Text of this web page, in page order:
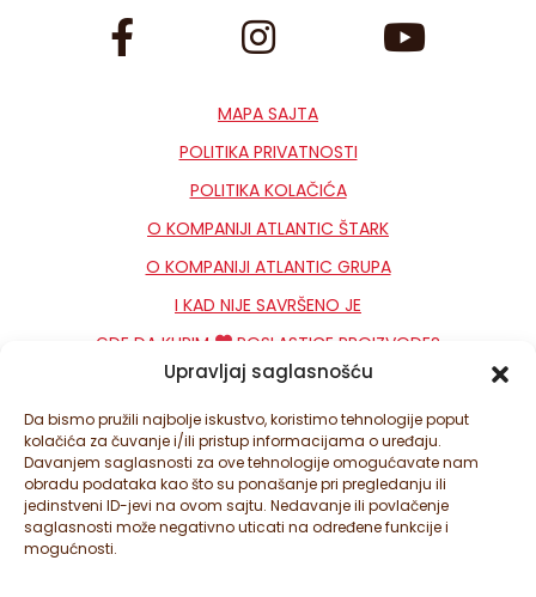
Upravljaj saglasnošću
Da bismo pružili najbolje iskustvo, koristimo tehnologije poput
kolačića za čuvanje i/ili pristup informacijama o uređaju.
Davanjem saglasnosti za ove tehnologije omogućavate nam
obradu podataka kao što su ponašanje pri pregledanju ili
jedinstveni ID-jevi na ovom sajtu. Nedavanje ili povlačenje
saglasnosti može negativno uticati na određene funkcije i
mogućnosti.
MAPA SAJTA
POLITIKA PRIVATNOSTI
POLITIKA KOLAČIĆA
O KOMPANIJI ATLANTIC ŠTARK
O KOMPANIJI ATLANTIC GRUPA
I KAD NIJE SAVRŠENO JE
GDE DA KUPIM
POSLASTICE PROIZVODE?
KONTAKT
NEWSLETTER
PODEŠAVANJA KOLAČIĆA